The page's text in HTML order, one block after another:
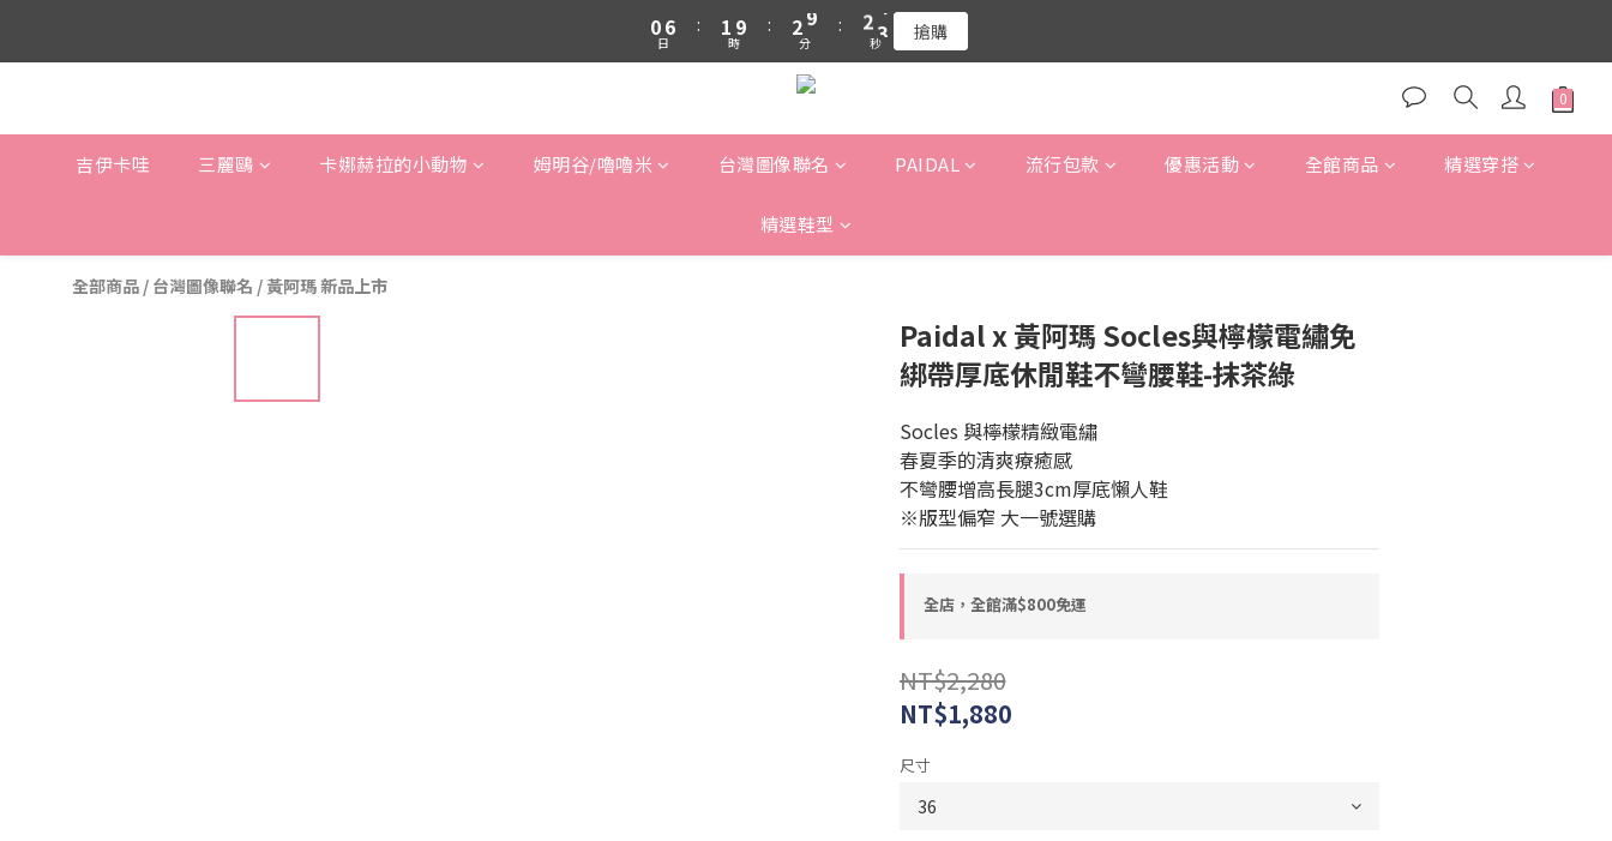
吉伊卡哇 新品上市88折+滿件贈零錢包(隨機)
06
5
4
0
日
1
0
9
8
7
4
3
0
時
2
1
0
8
7
6
5
3
2
0
分
5
4
3
9
8
7
0
秒 搶購
吉伊卡哇 新品上市88折+滿件贈零錢包(隨機)
吉伊卡哇 三麗鷗 卡娜赫拉的小動物 姆明谷/嚕嚕米 台灣圖像聯名 PAIDAL 流行包款 優惠活動 全館商品 精選穿搭
精選鞋型
全部商品 / 台灣圖像聯名 / 黃阿瑪 新品上市
Paidal x 黃阿瑪 Socles與檸檬電繡免
綁帶厚底休閒鞋不彎腰鞋-抹茶綠
Socles 與檸檬精緻電繡
春夏季的清爽療癒感
不彎腰增高長腿3cm厚底懶人鞋
※版型偏窄 大一號選購
全店，全館滿$800免運
NT$2,280
NT$1,880
尺寸